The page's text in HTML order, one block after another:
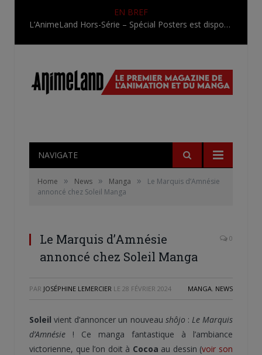
EN BREF
L’AnimeLand Hors-Série – Spécial Posters est disponible !
NAVIGATE
Home » News » Manga »
Le Marquis d’Amnésie
annoncé chez Soleil Manga
Le Marquis d’Amnésie
annoncé chez Soleil Manga
0
PAR JOSÉPHINE LEMERCIER LE 28 FÉVRIER 2024 MANGA, NEWS
Soleil vient d’annoncer un nouveau shôjo : Le Marquis
d’Amnésie ! Ce manga fantastique à l’ambiance
victorienne, que l’on doit à Cocoa au dessin (voir son